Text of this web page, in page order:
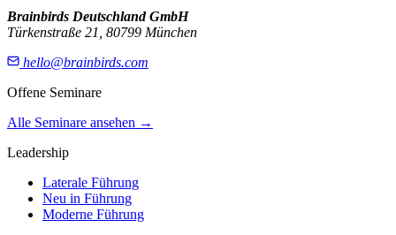
Brainbirds Deutschland GmbH
Türkenstraße 21, 80799 München
hello@brainbirds.com
Offene Seminare
Alle Seminare ansehen →
Leadership
Laterale Führung
Neu in Führung
Moderne Führung